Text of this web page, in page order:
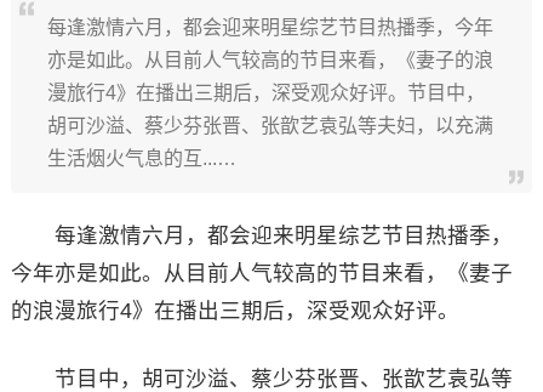
每逢激情六月，都会迎来明星综艺节目热播季，今年
亦是如此。从目前人气较高的节目来看，《妻子的浪
漫旅行4》在播出三期后，深受观众好评。节目中，
胡可沙溢、蔡少芬张晋、张歆艺袁弘等夫妇，以充满
生活烟火气息的互...…
每逢激情六月，都会迎来明星综艺节目热播季，
今年亦是如此。从目前人气较高的节目来看，《妻子
的浪漫旅行4》在播出三期后，深受观众好评。
节目中，胡可沙溢、蔡少芬张晋、张歆艺袁弘等